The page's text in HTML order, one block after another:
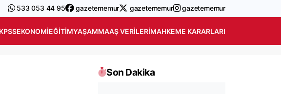
533 053 44 95 gazetememur gazetememur gazetememur
KPSSEKONOMIEĞITIMYAŞAMMAAŞ VERILERIMAHKEME KARARLARI
Son Dakika